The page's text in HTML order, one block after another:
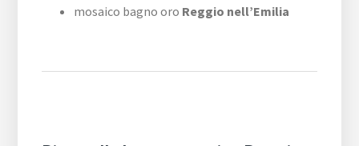
mosaico bagno oro Reggio nell’Emilia